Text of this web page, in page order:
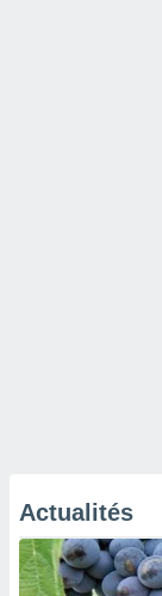
Actualités